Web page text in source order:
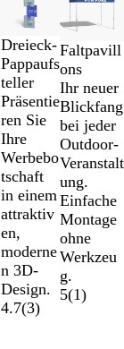
Dreieck-
Pappaufs
teller
Präsentie
ren Sie
Ihre
Werbebo
tschaft
in einem
attraktiv
en,
moderne
n 3D-
Design.
4.7(3)
Faltpavill
ons
Ihr neuer
Blickfang
bei jeder
Outdoor-
Veranstalt
ung.
Einfache
Montage
ohne
Werkzeu
g.
5(1)